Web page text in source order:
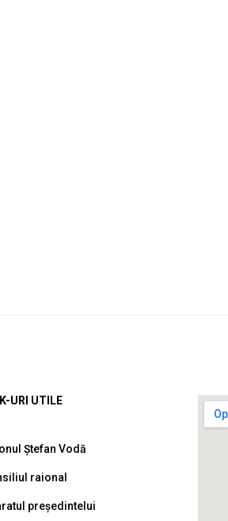
URI UTILE
Ștefan Vodă
raional
președintelui